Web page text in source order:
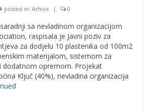
posted in: Arhiva | 0
sa nevladinom organizacijom
raspisala je Javni poziv za
za dodjelu 10 plastenika od 100m2
materijalom, sistemom za
dodatnom opremom. Projekat
Ključ (40%), nevladina organizacija